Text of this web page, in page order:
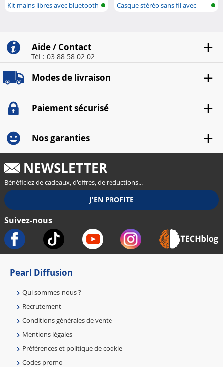
Kit mains libres avec bluetooth
Casque stéréo sans fil avec
Aide / Contact
Tél : 03 88 58 02 02
Modes de livraison
Paiement sécurisé
Nos garanties
NEWSLETTER
Bénéficiez de cadeaux, d'offres, de réductions...
Suivez-nous
Pearl Diffusion
Qui sommes-nous ?
Recrutement
Conditions générales de vente
Mentions légales
Préférences et politique de cookie
Codes promo